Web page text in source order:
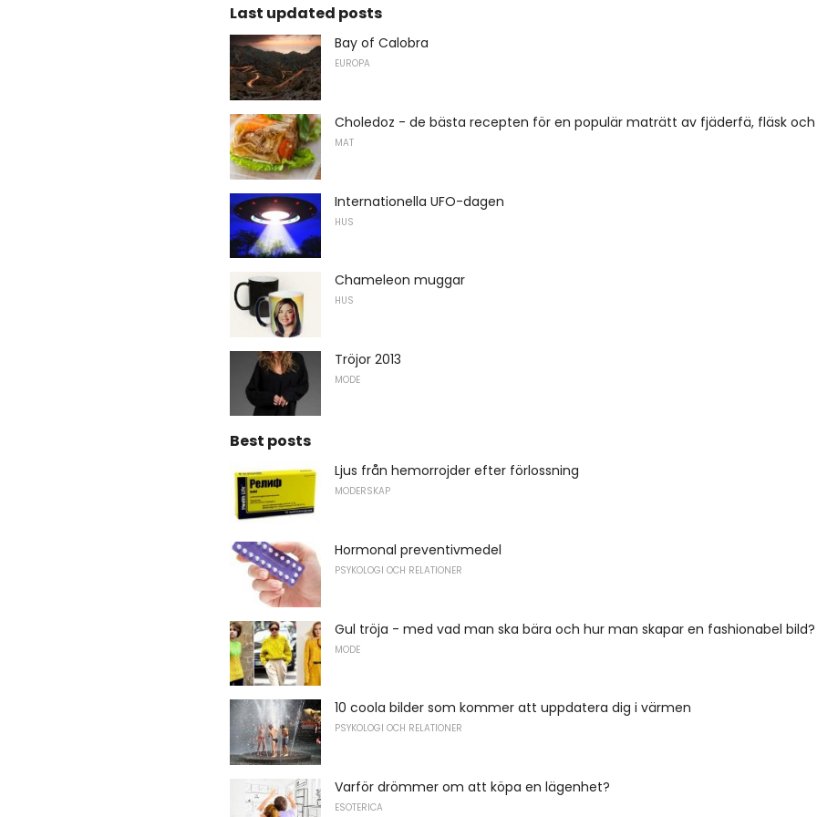
Last updated posts
Bay of Calobra
EUROPA
Choledoz - de bästa recepten för en populär maträtt av fjäderfä, fläsk och
MAT
Internationella UFO-dagen
HUS
Chameleon muggar
HUS
Tröjor 2013
MODE
Best posts
Ljus från hemorrojder efter förlossning
MODERSKAP
Hormonal preventivmedel
PSYKOLOGI OCH RELATIONER
Gul tröja - med vad man ska bära och hur man skapar en fashionabel bild?
MODE
10 coola bilder som kommer att uppdatera dig i värmen
PSYKOLOGI OCH RELATIONER
Varför drömmer om att köpa en lägenhet?
ESOTERICA